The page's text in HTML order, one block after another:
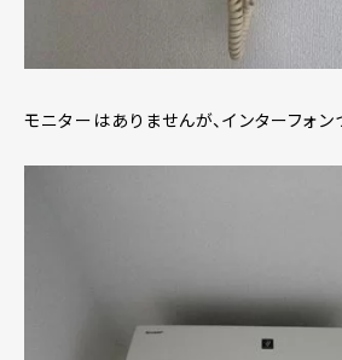
モニターはありませんが、インターフォン